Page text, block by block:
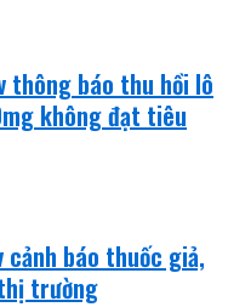
thông báo thu hồi lô
không đạt tiêu
cảnh báo thuốc giả,
trường